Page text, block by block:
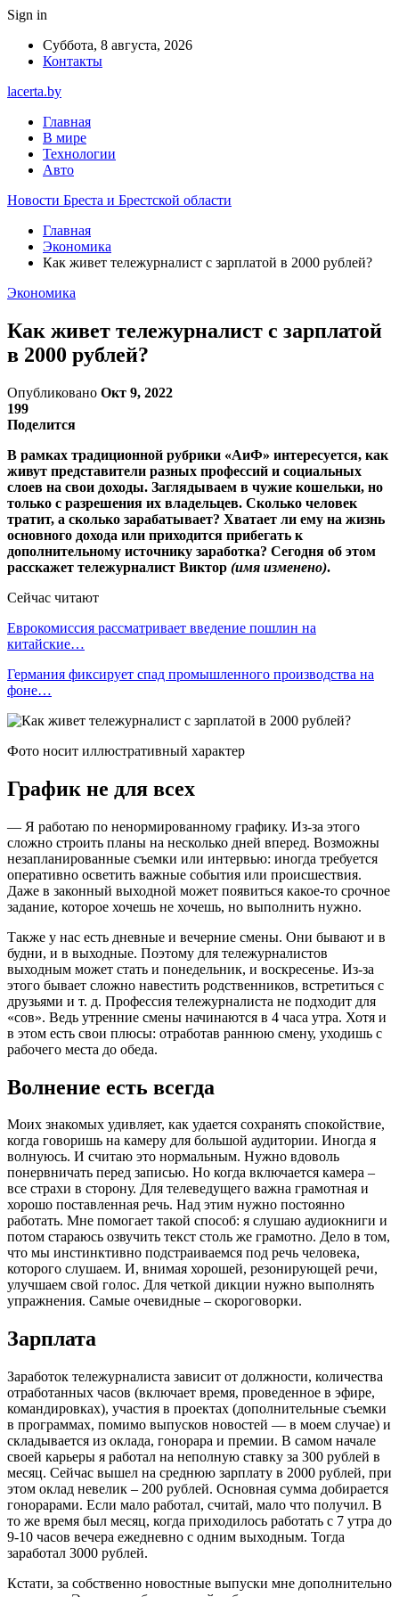
Sign in
Суббота, 8 августа, 2026
Контакты
lacerta.by
Главная
В мире
Технологии
Авто
Новости Бреста и Брестской области
Главная
Экономика
Как живет тележурналист с зарплатой в 2000 рублей?
Экономика
Как живет тележурналист с зарплатой
в 2000 рублей?
Опубликовано Окт 9, 2022
199
Поделится
В рамках традиционной рубрики «АиФ» интересуется, как
живут представители разных профессий и социальных
слоев на свои доходы. Заглядываем в чужие кошельки, но
только с разрешения их владельцев. Сколько человек
тратит, а сколько зарабатывает? Хватает ли ему на жизнь
основного дохода или приходится прибегать к
дополнительному источнику заработка? Сегодня об этом
расскажет тележурналист Виктор (имя изменено).
Сейчас читают
Еврокомиссия рассматривает введение пошлин на
китайские…
Германия фиксирует спад промышленного производства на
фоне…
Фото носит иллюстративный характер
График не для всех
— Я работаю по ненормированному графику. Из-за этого
сложно строить планы на несколько дней вперед. Возможны
незапланированные съемки или интервью: иногда требуется
оперативно осветить важные события или происшествия.
Даже в законный выходной может появиться какое-то срочное
задание, которое хочешь не хочешь, но выполнить нужно.
Также у нас есть дневные и вечерние смены. Они бывают и в
будни, и в выходные. Поэтому для тележурналистов
выходным может стать и понедельник, и воскресенье. Из-за
этого бывает сложно навестить родственников, встретиться с
друзьями и т. д. Профессия тележурналиста не подходит для
«сов». Ведь утренние смены начинаются в 4 часа утра. Хотя и
в этом есть свои плюсы: отработав раннюю смену, уходишь с
рабочего места до обеда.
Волнение есть всегда
Моих знакомых удивляет, как удается сохранять спокойствие,
когда говоришь на камеру для большой аудитории. Иногда я
волнуюсь. И считаю это нормальным. Нужно вдоволь
понервничать перед записью. Но когда включается камера –
все страхи в сторону. Для телеведущего важна грамотная и
хорошо поставленная речь. Над этим нужно постоянно
работать. Мне помогает такой способ: я слушаю аудиокниги и
потом стараюсь озвучить текст столь же грамотно. Дело в том,
что мы инстинктивно подстраиваемся под речь человека,
которого слушаем. И, внимая хорошей, резонирующей речи,
улучшаем свой голос. Для четкой дикции нужно выполнять
упражнения. Самые очевидные – скороговорки.
Зарплата
Заработок тележурналиста зависит от должности, количества
отработанных часов (включает время, проведенное в эфире,
командировках), участия в проектах (дополнительные съемки
в программах, помимо выпусков новостей — в моем случае) и
складывается из оклада, гонорара и премии. В самом начале
своей карьеры я работал на неполную ставку за 300 рублей в
месяц. Сейчас вышел на среднюю зарплату в 2000 рублей, при
этом оклад невелик – 200 рублей. Основная сумма добирается
гонорарами. Если мало работал, считай, мало что получил. В
то же время был месяц, когда приходилось работать с 7 утра до
9-10 часов вечера ежедневно с одним выходным. Тогда
заработал 3000 рублей.
Кстати, за собственно новостные выпуски мне дополнительно